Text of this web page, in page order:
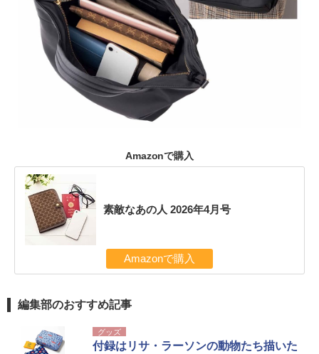
Amazonで購入
素敵なあの人 2026年4月号
Amazonで購入
編集部のおすすめ記事
グッズ
付録はリサ・ラーソンの動物たち描いた